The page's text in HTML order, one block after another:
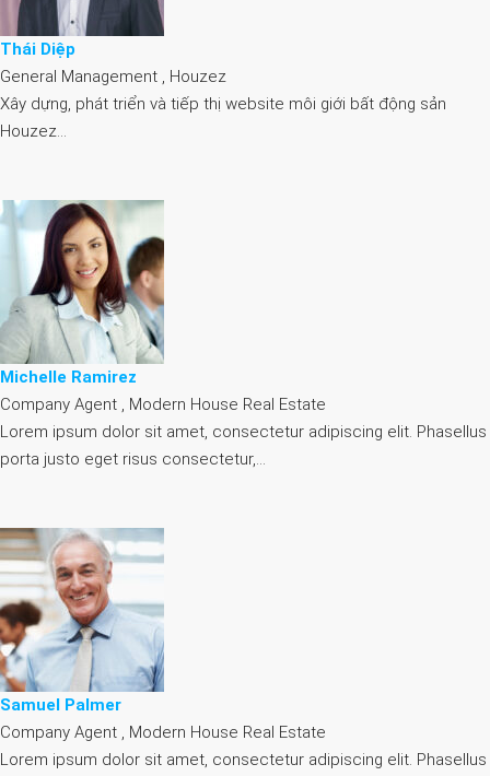
Thái Diệp
General Management , Houzez
Xây dựng, phát triển và tiếp thị website môi giới bất động sản
Houzez…
Michelle Ramirez
Company Agent , Modern House Real Estate
Lorem ipsum dolor sit amet, consectetur adipiscing elit. Phasellus
porta justo eget risus consectetur,…
Samuel Palmer
Company Agent , Modern House Real Estate
Lorem ipsum dolor sit amet, consectetur adipiscing elit. Phasellus